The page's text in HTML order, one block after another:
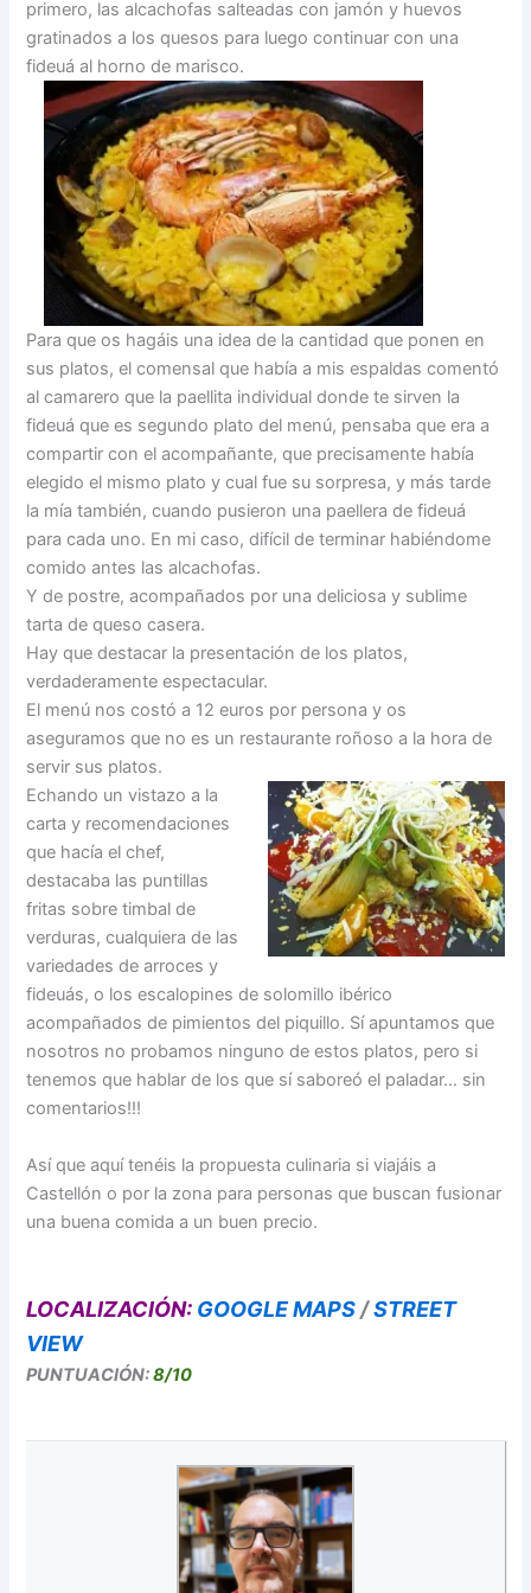
primero, las alcachofas salteadas con jamón y huevos
gratinados a los quesos para luego continuar con una
fideuá al horno de marisco.
Para que os hagáis una idea de la cantidad que ponen en
sus platos, el comensal que había a mis espaldas comentó
al camarero que la paellita individual donde te sirven la
fideuá que es segundo plato del menú, pensaba que era a
compartir con el acompañante, que precisamente había
elegido el mismo plato y cual fue su sorpresa, y más tarde
la mía también, cuando pusieron una paellera de fideuá
para cada uno. En mi caso, difícil de terminar habiéndome
comido antes las alcachofas.
Y de postre, acompañados por una deliciosa y sublime
tarta de queso casera.
Hay que destacar la presentación de los platos,
verdaderamente espectacular.
El menú nos costó a 12 euros por persona y os
aseguramos que no es un restaurante roñoso a la hora de
servir sus platos.
Echando un vistazo a la
carta y recomendaciones
que hacía el chef,
destacaba las puntillas
fritas sobre timbal de
verduras, cualquiera de las
variedades de arroces y
fideuás, o los escalopines de solomillo ibérico
acompañados de pimientos del piquillo. Sí apuntamos que
nosotros no probamos ninguno de estos platos, pero si
tenemos que hablar de los que sí saboreó el paladar… sin
comentarios!!!
Así que aquí tenéis la propuesta culinaria si viajáis a
Castellón o por la zona para personas que buscan fusionar
una buena comida a un buen precio.
LOCALIZACIÓN: GOOGLE MAPS/STREET
VIEW
PUNTUACIÓN:8/10